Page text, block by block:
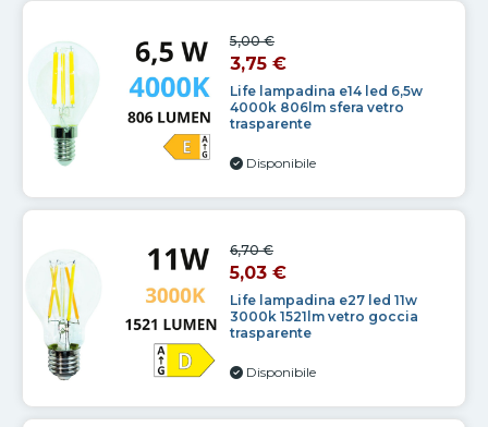
Life lampadina e14 led 6,5w
4000k 806lm sfera vetro
trasparente
5,00 €
3,75 €
Disponibile
Life lampadina e27 led 11w
3000k 1521lm vetro goccia
trasparente
6,70 €
5,03 €
Disponibile